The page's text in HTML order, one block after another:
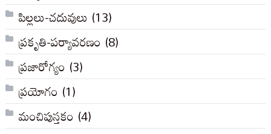
పిల్లలు-చదువులు (13)
ప్రకృతి-పర్యావరణం (8)
ప్రజారోగ్యం (3)
ప్రయోగం (1)
మంచిపుస్తకం (4)